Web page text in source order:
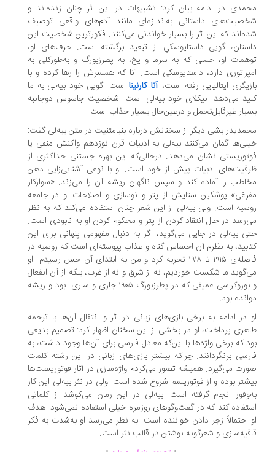
در ادامه بیان کرد: تشبیهات در این اثر چنان زنده‌اند و
داستانی به‌اندازه‌ای مانند آدم‌های واقعی توصیف
که این اثر را بسیار خواندنی می‌کنند. فکورترین شخصیت این
گویی داستایوسکیِ از تبعید برگشته است. حرف‌های او،
او، حسی که به سرما و یخ، به پطرزبورگ و به‌طورکلی به
دارد، داستایوسکی است. آنا که همسرش را رها کرده و با
ایتالیایی رفته است، آنا کارنینااست. گویی خود بیه‌لی به ما
می‌دهد. نیکلای خود بیه‌لی است. شخصیت جاسوس دوجانبه
غیرقابل‌تحمل و درعین‌حال بسیار جذاب است.
بشی دیگر از سخنانش درباره بنیامتنیت در متن بیه‌لی گفت:
گمان می‌کنند بیه‌لی به ادبیات قرن نوزدهم واکنش منفی یا
نشان می‌دهد. درحالی‌که این بهره جستنی حداکثری از
ادبیات پیش از خود است. او با نوعی آشنایی‌زایی ذهن
را آماده کند و سپس ناگهان ریشه‌ آن را می‌زند. «سوارکار
پوشکین ستایش از پتر و نوسازی و اصلاحات او در جامعه‌
است. ولی بیه‌لی از این شعر چنان استفاده می‌کند که به نظر
در حال انتقاد کردن از پتر و محکوم کردن او به نابودی است.
بیه‌لی در جایی می‌گوید، اگر به دنبال مفهومی پنهانی برای این
به نظرم آن احساس گناه و عذاب پیوسته‌ای است که روسیه در
فاصله‌ی ۱۹۱۵ تا ۱۹۱۸ تجربه کرد و من به ابتدای آن حس رسیدم. او
ما شکست خوردیم، نه از شرق و نه از غرب، بلکه از آن انفعال
و بوروکراسی عمیقی که در پطرزبورگ ۱۹۰۵ جاری و ساری بود و ریشه
بود.
در ادامه به برخی بازی‌های زبانی در اثر و انتقال آن‌ها با ترجمه‌
پرداخت، او در بخشی از این سخنان اظهار کرد: تصمیم بدیعی
که برخی واژه‌ها با این‌که معادل فارسی برای آن‌ها وجود داشت، به
برنگردانند. چراکه بیشتر بازی‌های زبانی در این رشته کلمات
می‌گیرد. همیشه تصور می‌کردم واژه‌سازی در آثار فوتوریست‌ها
بوده و از فوتوریسم شروع شده است. ولی در نثر بیه‌لی این کار
انجام گرفته است. بیه‌لی در این رمان می‌کوشد از کلماتی
کند که در گفت‌وگوهای روزمره خیلی استفاده نمی‌شود. هدف
احتمالاً زجر دادن خواننده است. به نظر می‌رسد او به‌شدت به فکر
و شعرگونه نوشتن در قالب نثر است.
..............